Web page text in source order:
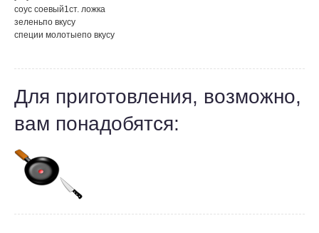
соус соевый1ст. ложка
зеленьпо вкусу
специи молотыепо вкусу
Для приготовления, возможно,
вам понадобятся: